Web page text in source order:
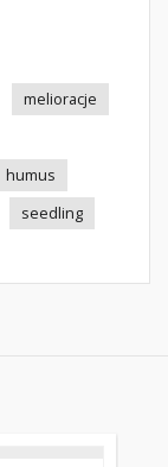
melioracje
humus
seedling